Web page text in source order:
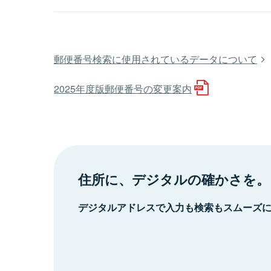
郵便番号検索に使用されているデータについて
2025年度版郵便番号の変更案内
住所に、デジタルの確かさを。
デジタルアドレスで入力も検索もスムーズ